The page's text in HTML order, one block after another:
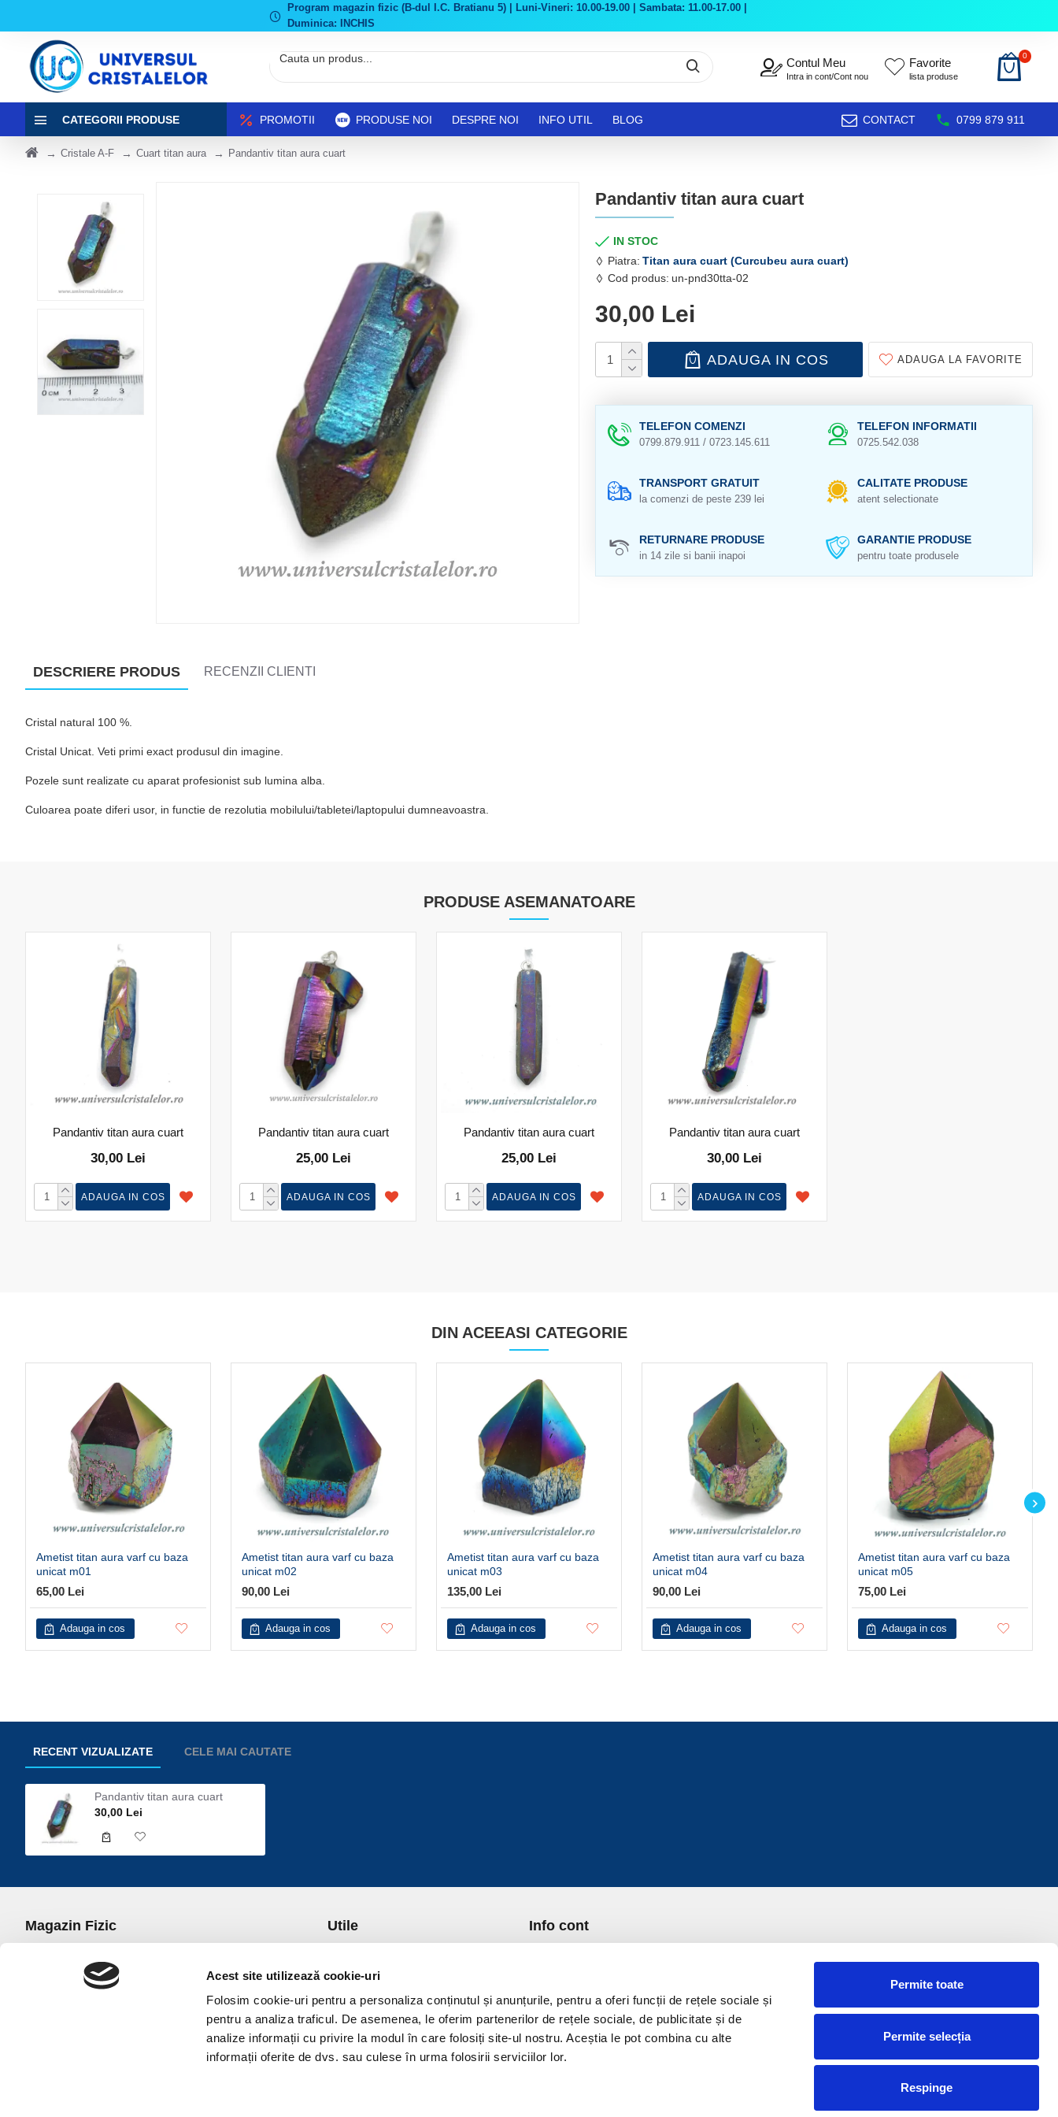
Acest site utilizează cookie-uri
Folosim cookie-uri pentru a personaliza conținutul și anunțurile, pentru a oferi funcții de rețele sociale și
pentru a analiza traficul. De asemenea, le oferim partenerilor de rețele sociale, de publicitate și de
analize informații cu privire la modul în care folosiți site-ul nostru. Aceștia le pot combina cu alte
informații oferite de dvs. sau culese în urma folosirii serviciilor lor.
Permite toate
Permite selecția
Respinge
Program magazin fizic (B-dul I.C. Bratianu 5) | Luni-Vineri: 10.00-19.00 | Sambata: 11.00-17.00 |
Duminica: INCHIS
Contul Meu
Intra in cont/Cont nou
Favorite
lista produse
0
CATEGORII PRODUSE PROMOTII PRODUSE NOI DESPRE NOI INFO UTIL BLOG CONTACT 0799 879 911
Cristale A-F Cuart titan aura Pandantiv titan aura cuart
Pandantiv titan aura cuart
IN STOC
Piatra: Titan aura cuart (Curcubeu aura cuart)
Cod produs: un-pnd30tta-02
30,00 Lei
ADAUGA IN COS ADAUGA LA FAVORITE
TELEFON COMENZI
0799.879.911 / 0723.145.611
TELEFON INFORMATII
0725.542.038
TRANSPORT GRATUIT
la comenzi de peste 239 lei
CALITATE PRODUSE
atent selectionate
RETURNARE PRODUSE
in 14 zile si banii inapoi
GARANTIE PRODUSE
pentru toate produsele
DESCRIERE PRODUS RECENZII CLIENTI
Cristal natural 100 %.
Cristal Unicat. Veti primi exact produsul din imagine.
Pozele sunt realizate cu aparat profesionist sub lumina alba.
Culoarea poate diferi usor, in functie de rezolutia mobilului/tabletei/laptopului dumneavoastra.
PRODUSE ASEMANATOARE
Pandantiv titan aura cuart
30,00 Lei
ADAUGA IN COS
Pandantiv titan aura cuart
25,00 Lei
ADAUGA IN COS
Pandantiv titan aura cuart
25,00 Lei
ADAUGA IN COS
Pandantiv titan aura cuart
30,00 Lei
ADAUGA IN COS
DIN ACEEASI CATEGORIE
Ametist titan aura varf cu baza
unicat m01
65,00 Lei
Adauga in cos
Ametist titan aura varf cu baza
unicat m02
90,00 Lei
Adauga in cos
Ametist titan aura varf cu baza
unicat m03
135,00 Lei
Adauga in cos
Ametist titan aura varf cu baza
unicat m04
90,00 Lei
Adauga in cos
Ametist titan aura varf cu baza
unicat m05
75,00 Lei
Adauga in cos
RECENT VIZUALIZATE CELE MAI CAUTATE
Pandantiv titan aura cuart
30,00 Lei
Magazin Fizic
office@universulcristalelor.ro
0799 879 911, 0723 145 611 (Comenzi Telefonice)
Utile
Transport si Plata
Politica de Returnare
Politica de confidentialitate
Politica Cookies
Termeni si conditii
Info cont
Lista Favorite
GDPR - Protectia datelor
Contact